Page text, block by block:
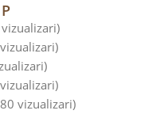
vizualizari)